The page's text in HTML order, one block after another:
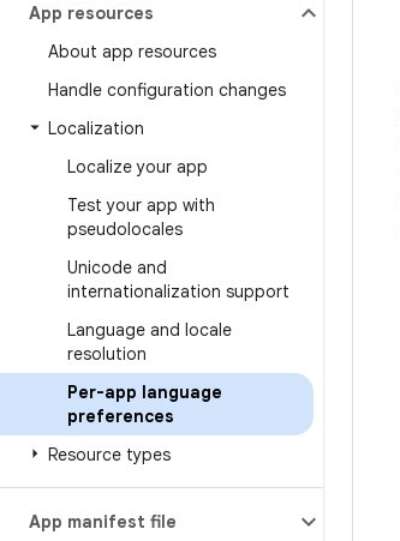
App resources
About app resources
Handle configuration changes
Localization
Localize your app
Test your app with
pseudolocales
Unicode and
internationalization support
Language and locale
resolution
Per-app language
preferences
Resource types
App manifest file